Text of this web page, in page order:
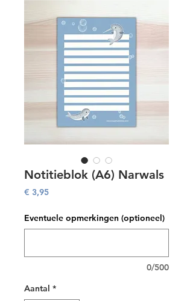
Notitieblok (A6) Narwals
€ 3,95Prijs
Eventuele opmerkingen (optioneel)
0/500
Aantal *